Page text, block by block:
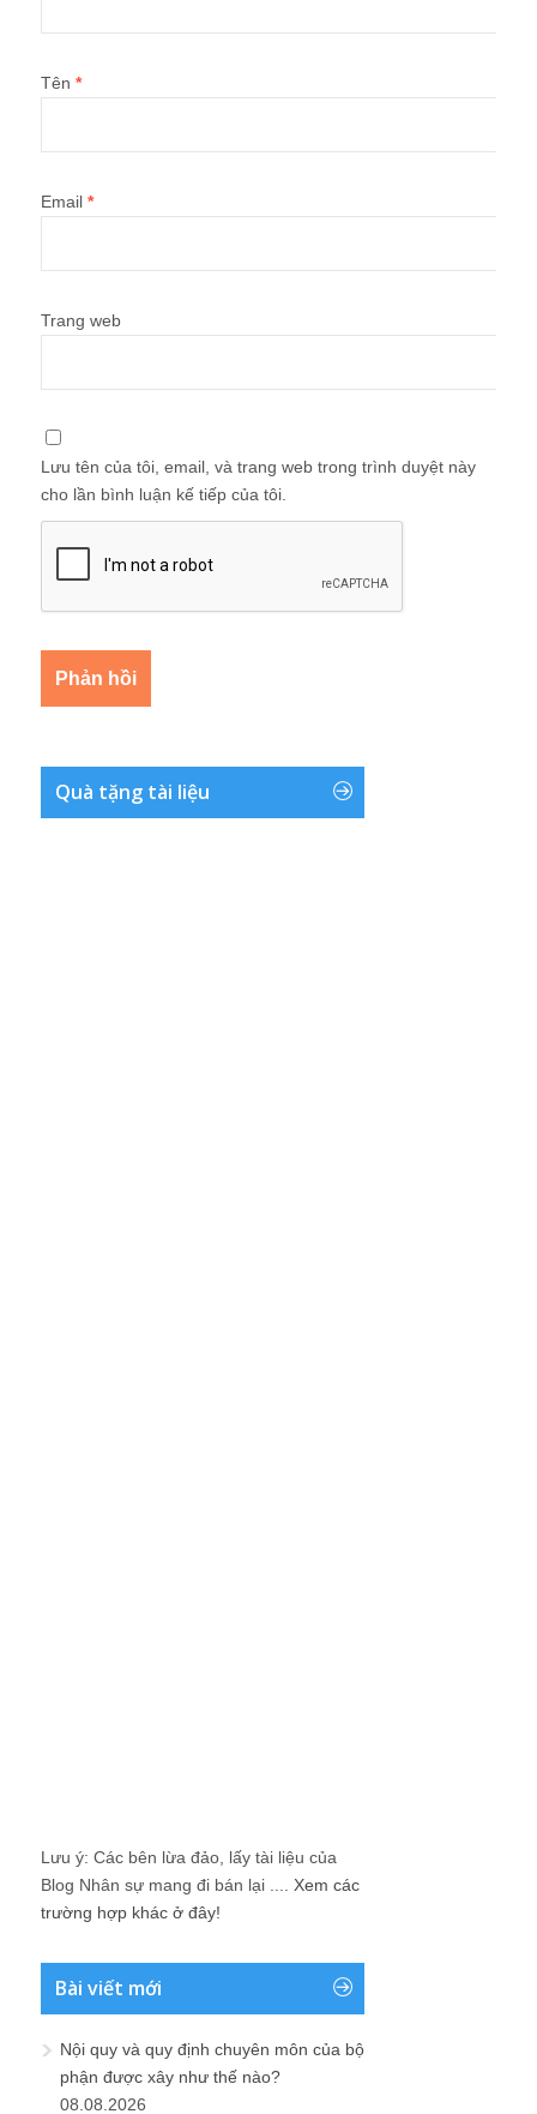
Tên *
Email *
Trang web
Lưu tên của tôi, email, và trang web trong trình duyệt này
cho lần bình luận kế tiếp của tôi.
Quà tặng tài liệu
Lưu ý: Các bên lừa đảo, lấy tài liệu của
Blog Nhân sự mang đi bán lại .... Xem các
trường hợp khác ở đây!
Bài viết mới
Nội quy và quy định chuyên môn của bộ
phận được xây như thế nào?
08.08.2026